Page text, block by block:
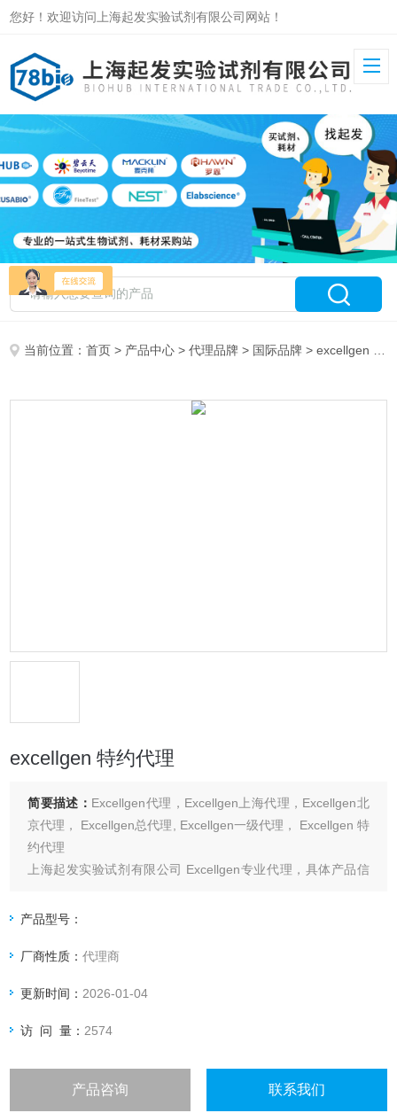
您好！欢迎访问上海起发实验试剂有限公司网站！
当前位置：首页 > 产品中心 >代理品牌 > 国际品牌 > excellgen 特约代理
excellgen 特约代理
简要描述： Excellgen代理，Excellgen上海代理，Excellgen北
京代理， Excellgen总代理, Excellgen一级代理， Excellgen 特
约代理
上海起发实验试剂有限公司 Excellgen专业代理，具体产品信
产品型号：
厂商性质：代理商
更新时间： 2026-01-04
访 问 量： 2574
产品咨询 联系我们